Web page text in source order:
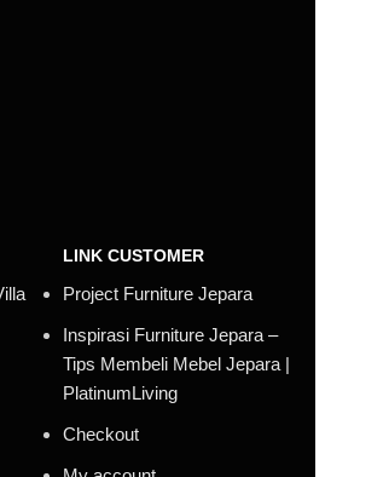
LINK CUSTOMER
Project Furniture Jepara
Inspirasi Furniture Jepara –
Tips Membeli Mebel Jepara |
PlatinumLiving
Checkout